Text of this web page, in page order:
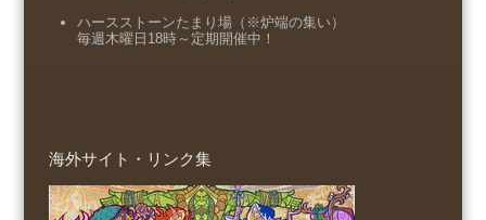
ハースストーンたまり場（※炉端の集い）
毎週木曜日18時～定期開催中！
海外サイト・リンク集